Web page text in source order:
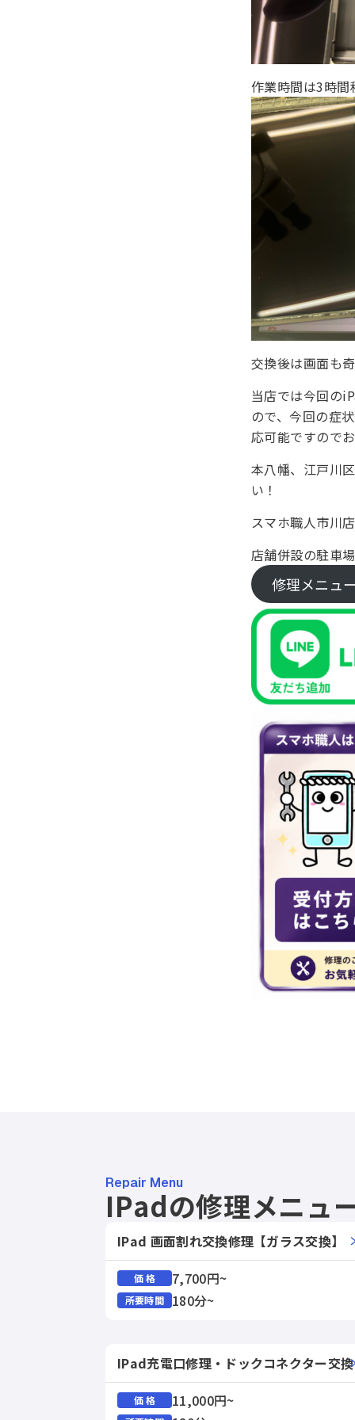
作業時間は3時間
交換後は画面も
当店では今回の
ので、今回の症
応可能ですので
本八幡、江戸川
い！
スマホ職人市川
店舗併設の駐車
修理メニュ
Repair Menu
IPadの修理メニュ
IPad 画面割れ交換修理【ガラス交換】
価 格 7,700円~
所要時間 180分~
IPad充電口修理・ドックコネクター交換
価 格 11,000円~